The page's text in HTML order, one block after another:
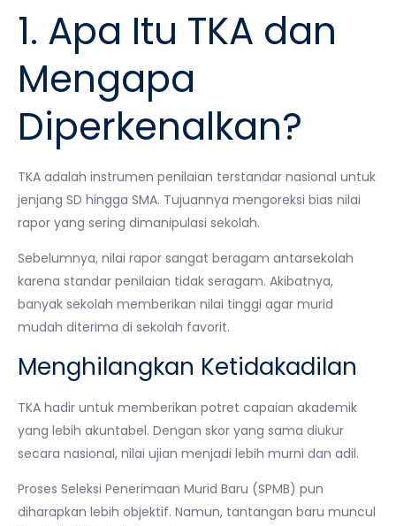
1. Apa Itu TKA dan
Mengapa
Diperkenalkan?
TKA adalah instrumen penilaian terstandar nasional untuk
jenjang SD hingga SMA. Tujuannya mengoreksi bias nilai
rapor yang sering dimanipulasi sekolah.
Sebelumnya, nilai rapor sangat beragam antarsekolah
karena standar penilaian tidak seragam. Akibatnya,
banyak sekolah memberikan nilai tinggi agar murid
mudah diterima di sekolah favorit.
Menghilangkan Ketidakadilan
TKA hadir untuk memberikan potret capaian akademik
yang lebih akuntabel. Dengan skor yang sama diukur
secara nasional, nilai ujian menjadi lebih murni dan adil.
Proses Seleksi Penerimaan Murid Baru (SPMB) pun
diharapkan lebih objektif. Namun, tantangan baru muncul